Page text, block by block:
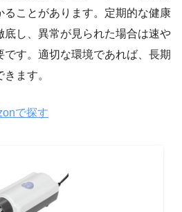
ることがあります。定期的な健康
底し、異常が見られた場合は速や
す。適切な環境であれば、長期
ます。
で探す